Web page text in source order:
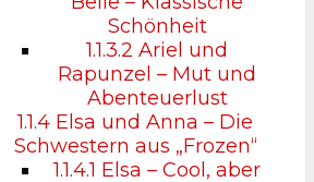
Schönheit
1.1.3.2 Ariel und
Rapunzel – Mut und
Abenteuerlust
1.1.4 Elsa und Anna – Die
Schwestern aus „Frozen“
1.1.4.1 Elsa – Cool, aber